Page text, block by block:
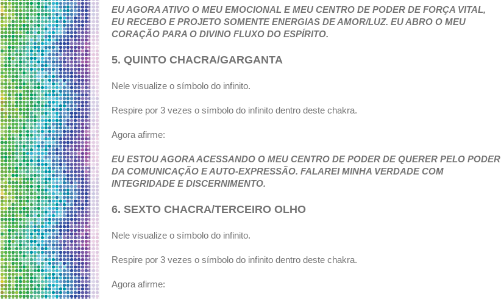
EU AGORA ATIVO O MEU EMOCIONAL E MEU CENTRO DE PODER DE FORÇA VITAL,
EU RECEBO E PROJETO SOMENTE ENERGIAS DE AMOR/LUZ. EU ABRO O MEU
CORAÇÃO PARA O DIVINO FLUXO DO ESPÍRITO.
5. QUINTO CHACRA/GARGANTA
Nele visualize o símbolo do infinito.
Respire por 3 vezes o símbolo do infinito dentro deste chakra.
Agora afirme:
EU ESTOU AGORA ACESSANDO O MEU CENTRO DE PODER DE QUERER PELO PODER
DA COMUNICAÇÃO E AUTO-EXPRESSÃO. FALAREI MINHA VERDADE COM
INTEGRIDADE E DISCERNIMENTO.
6. SEXTO CHACRA/TERCEIRO OLHO
Nele visualize o símbolo do infinito.
Respire por 3 vezes o símbolo do infinito dentro deste chakra.
Agora afirme: